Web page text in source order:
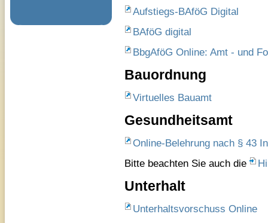
Aufstiegs-BAföG Digital
BAföG digital
BbgAföG Online: Amt - und
Bauordnung
Virtuelles Bauamt
Gesundheitsamt
Online-Belehrung nach § 43
Bitte beachten Sie auch die
Unterhalt
Unterhaltsvorschuss Online